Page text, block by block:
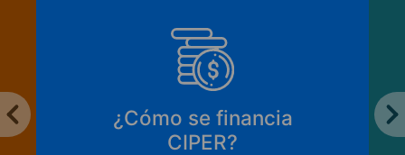
¿Cómo se financia
CIPER?